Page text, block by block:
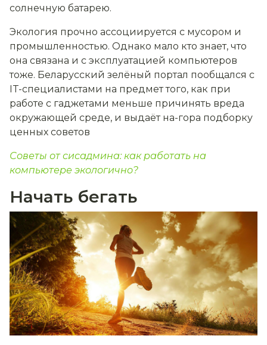
солнечную батарею.
Экология прочно ассоциируется с мусором и
промышленностью. Однако мало кто знает, что
она связана и с эксплуатацией компьютеров
тоже. Беларусский зелёный портал пообщался с
IT-специалистами на предмет того, как при
работе с гаджетами меньше причинять вреда
окружающей среде, и выдаёт на-гора подборку
ценных советов
Советы от сисадмина: как работать на
компьютере экологично?
Начать бегать